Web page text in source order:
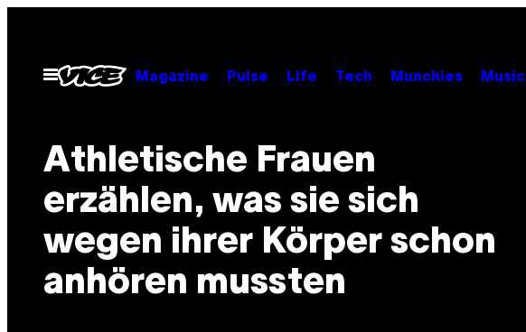
contentOpen
Menu
Magazine Pulse Life Tech Munchies Music
Athletische Frauen
erzählen, was sie sich
wegen ihrer Körper schon
anhören mussten